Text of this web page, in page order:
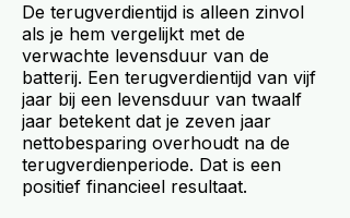
De terugverdientijd is alleen zinvol
als je hem vergelijkt met de
verwachte levensduur van de
batterij. Een terugverdientijd van vijf
jaar bij een levensduur van twaalf
jaar betekent dat je zeven jaar
nettobesparing overhoudt na de
terugverdienperiode. Dat is een
positief financieel resultaat.